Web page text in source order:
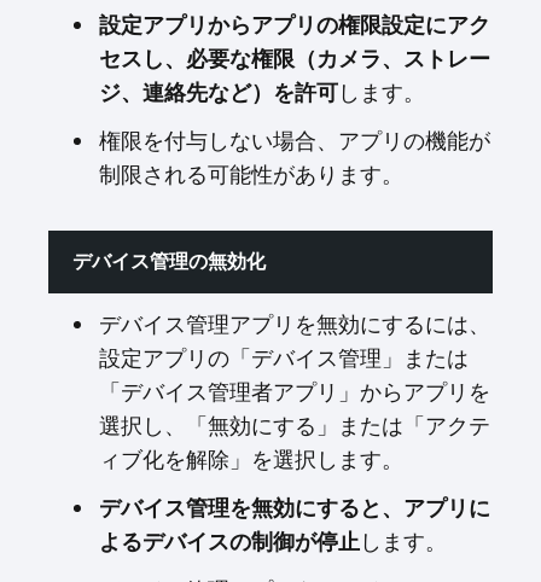
設定アプリからアプリの権限設定にアク
セスし、必要な権限（カメラ、ストレー
ジ、連絡先など）を許可 します。
権限を付与しない場合、アプリの機能が
制限される可能性があります。
デバイス管理の無効化
デバイス管理アプリを無効にするには、
設定アプリの「デバイス管理」または
「デバイス管理者アプリ」からアプリを
選択し、「無効にする」または「アクテ
ィブ化を解除」を選択します。
デバイス管理を無効にすると、アプリに
よるデバイスの制御が停止 します。